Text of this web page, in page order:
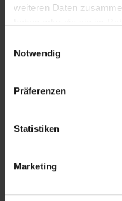
weiteren Daten
Notwendig
Präferenzen
Statistiken
Marketing
Vorderseite bedruckt,
Produkt